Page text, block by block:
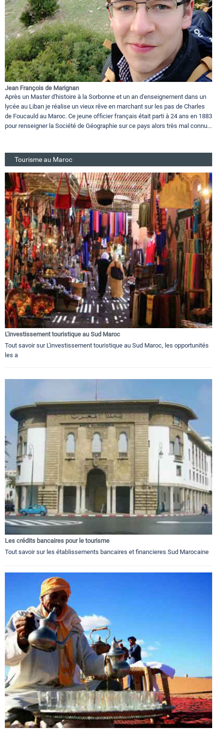
Jean François de Marignan
Après un Master d'histoire à la Sorbonne et un an d'enseignement dans un
lycée au Liban je réalise un vieux rêve en marchant sur les pas de Charles
de Foucauld au Maroc. Ce jeune officier français était parti à 24 ans en 1883
pour renseigner la Société de Géographie sur ce pays alors très mal connu...
Tourisme au Maroc
L'investissement touristique au Sud Maroc
Tout savoir sur L'investissement touristique au Sud Maroc, les opportunités
les a
Les crédits bancaires pour le tourisme
Tout savoir sur les établissements bancaires et financieres Sud Marocaine